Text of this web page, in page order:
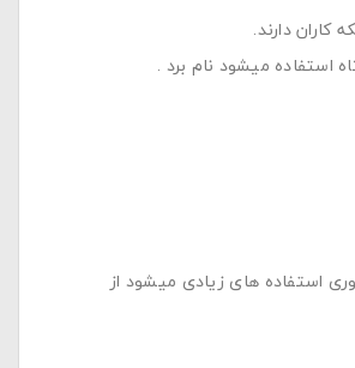
کاران دارند.
استفاده میشود نام برد .
استفاده های زیادی میشود از